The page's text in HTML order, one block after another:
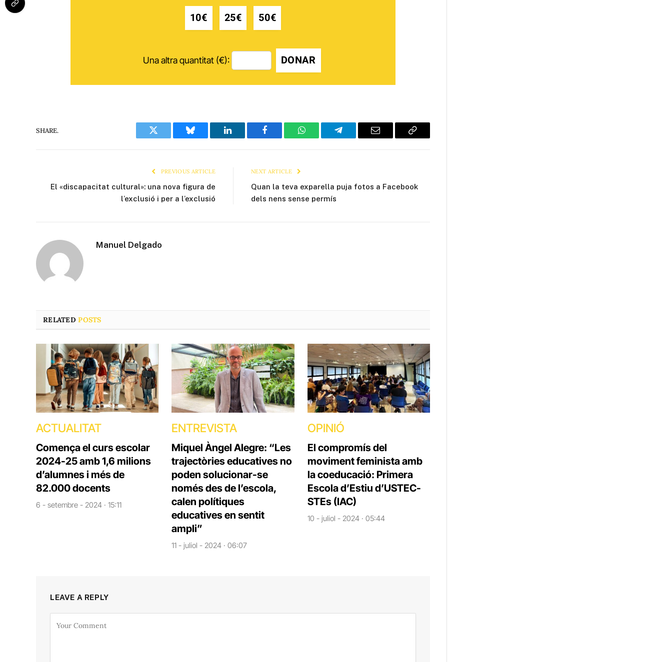
10€ 25€ 50€
Una altra quantitat (€): DONAR
SHARE.
Twitter Bluesky LinkedIn Facebook WhatsAppTelegram Email
Copy
PREVIOUS ARTICLE
El «discapacitat cultural»: una nova figura de
l’exclusió i per a l’exclusió
NEXT ARTICLE
Quan la teva exparella puja fotos a Facebook
dels nens sense permís
Manuel Delgado
RELATEDPOSTS
ACTUALITAT
Comença el curs escolar
2024-25 amb 1,6 milions
d’alumnes i més de
82.000 docents
6 - setembre - 2024 · 15:11
ENTREVISTA
Miquel Àngel Alegre: “Les
trajectòries educatives no
poden solucionar-se
només des de l’escola,
calen polítiques
educatives en sentit
ampli”
11 - juliol - 2024 · 06:07
OPINIÓ
El compromís del
moviment feminista amb
la coeducació: Primera
Escola d’Estiu d’USTEC-
STEs (IAC)
10 - juliol - 2024 · 05:44
LEAVE A REPLY